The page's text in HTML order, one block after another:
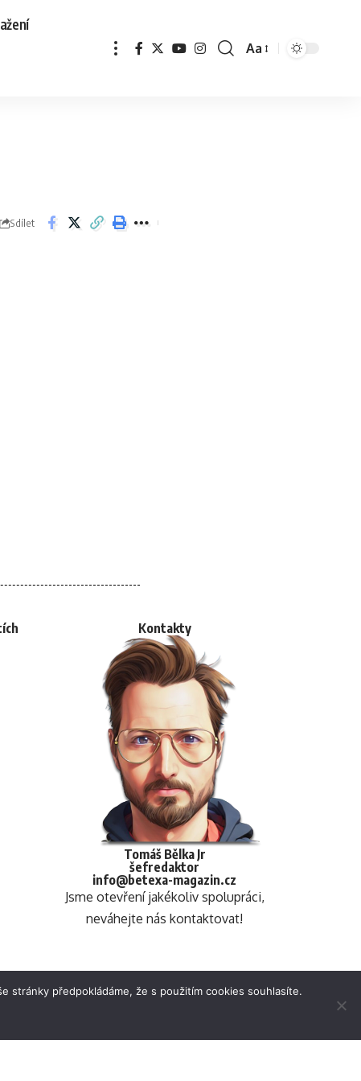
Aa
Sdílet
Kontakty
Tomáš Bělka Jr
šefredaktor
info@betexa-magazin.cz
Jsme otevření jakékoliv spolupráci,
neváhejte nás kontaktovat!
stránky předpokládáme, že s použitím cookies souhlasíte.